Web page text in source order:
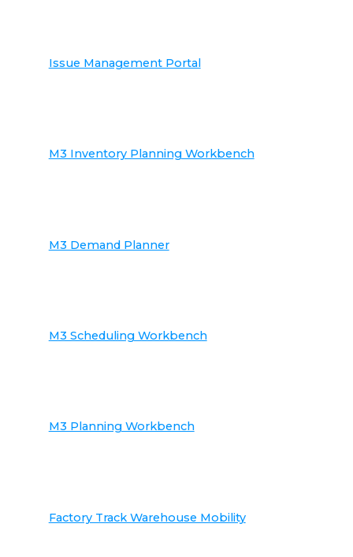
Issue Management Portal
M3 Inventory Planning Workbench
M3 Demand Planner
M3 Scheduling Workbench
M3 Planning Workbench
Factory Track Warehouse Mobility